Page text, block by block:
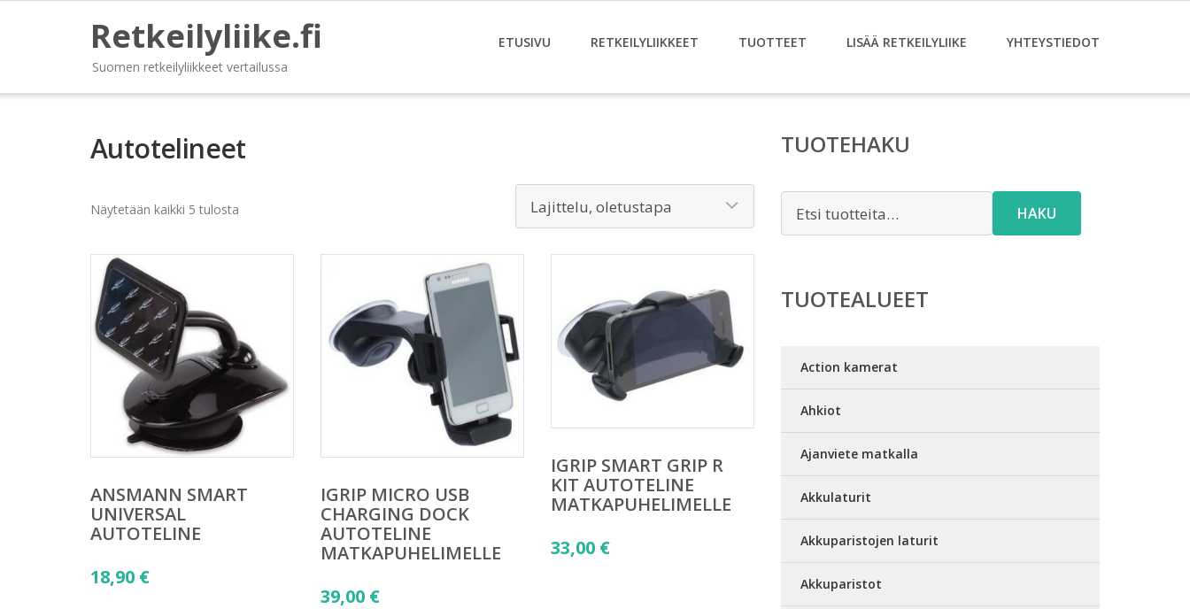
Retkeilyliike.fi
Suomen retkeilyliikkeet vertailussa
ETUSIVU RETKEILYLIIKKEET TUOTTEET LISÄÄ RETKEILYLIIKE YHTEYSTIEDOT
Autotelineet
Näytetään kaikki 5 tulosta
ANSMANN SMART
UNIVERSAL
AUTOTELINE
18,90 €
IGRIP MICRO USB
CHARGING DOCK
AUTOTELINE
MATKAPUHELIMELLE
39,00 €
IGRIP SMART GRIP R
KIT AUTOTELINE
MATKAPUHELIMELLE
33,00 €
TUOTEHAKU
HAKU
TUOTEALUEET
Action kamerat
Ahkiot
Ajanviete matkalla
Akkulaturit
Akkuparistojen laturit
Akkuparistot